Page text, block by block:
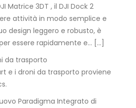
Matrice 3DT , il DJI Dock 2
attività in modo semplice e
design leggero e robusto, è
essere rapidamente e… […]
da trasporto
e i droni da trasporto proviene
Paradigma Integrato di